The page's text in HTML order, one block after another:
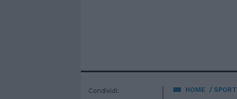
HOME SPORT
Condividi: